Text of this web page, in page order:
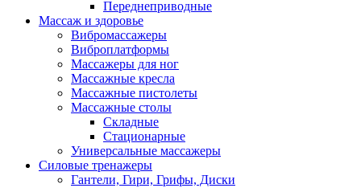
Переднеприводные
Массаж и здоровье
Вибромассажеры
Виброплатформы
Массажеры для ног
Массажные кресла
Массажные пистолеты
Массажные столы
Складные
Стационарные
Универсальные массажеры
Силовые тренажеры
Гантели, Гири, Грифы, Диски